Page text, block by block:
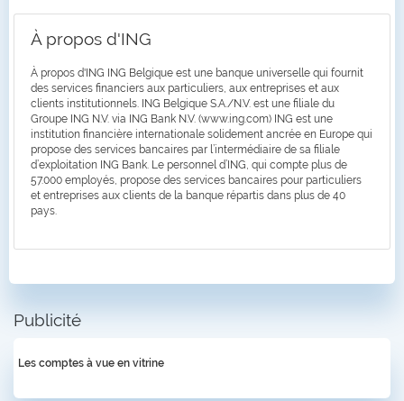
À propos d'ING
À propos d'ING ING Belgique est une banque universelle qui fournit
des services financiers aux particuliers, aux entreprises et aux
clients institutionnels. ING Belgique S.A./N.V. est une filiale du
Groupe ING N.V. via ING Bank N.V. (www.ing.com) ING est une
institution financière internationale solidement ancrée en Europe qui
propose des services bancaires par l’intermédiaire de sa filiale
d’exploitation ING Bank. Le personnel d’ING, qui compte plus de
57.000 employés, propose des services bancaires pour particuliers
et entreprises aux clients de la banque répartis dans plus de 40
pays.
Publicité
Les comptes à vue en vitrine